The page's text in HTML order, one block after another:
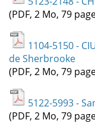
(PDF, 2 Mo, 79
1104-5150 -
de Sherbrooke
(PDF, 2 Mo, 79
5122-5993 -
(PDF, 2 Mo, 79